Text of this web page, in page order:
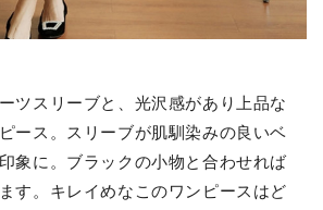
ツスリーブと、光沢感があり上品な
ース。スリーブが肌馴染みの良いベ
象に。ブラックの小物と合わせれば
す。キレイめなこのワンピースはど